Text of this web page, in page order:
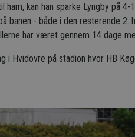
ham, kan han sparke Lyngby på
banen - både i den resterende 2.
har været gennem 14 dage
i Hvidovre på stadion hvor HB